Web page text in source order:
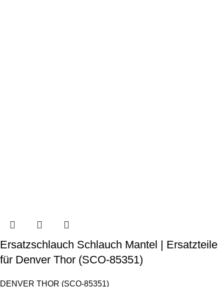
Ersatzschlauch Schlauch Mantel | Ersatzteile
für Denver Thor (SCO-85351)
DENVER THOR (SCO-85351)